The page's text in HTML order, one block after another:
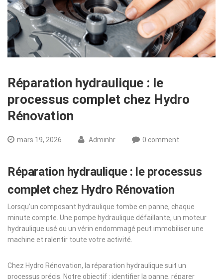
Réparation hydraulique : le
processus complet chez Hydro
Rénovation
mars 19, 2026 Adminhr 0 comment
Réparation hydraulique : le processus
complet chez Hydro Rénovation
Lorsqu’un composant hydraulique tombe en panne, chaque
minute compte. Une pompe hydraulique défaillante, un moteur
hydraulique usé ou un vérin endommagé peut immobiliser une
machine et ralentir toute votre activité.
Chez Hydro Rénovation, la réparation hydraulique suit un
processus précis. Notre objectif : identifier la panne, réparer